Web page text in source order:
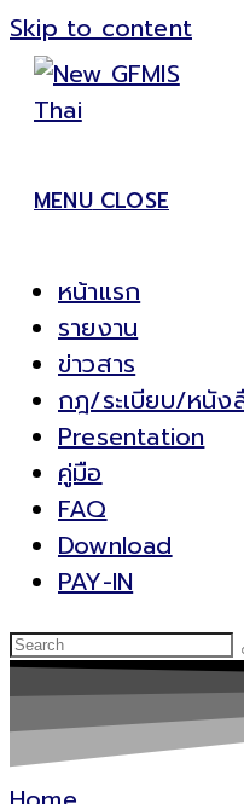
Skip to content
MENU CLOSE
หน้าแรก
รายงาน
ข่าวสาร
กฎ/ระเบียบ/หนัง
Presentation
คู่มือ
FAQ
Download
PAY-IN